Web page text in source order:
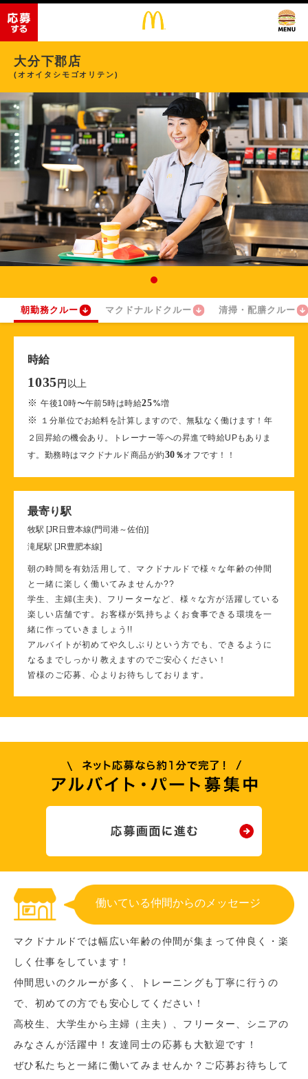
大分下郡店
(オオイタシモゴオリテン)
朝勤務クルー マクドナルドクルー 清掃・配膳クルー
時給
1035 円 以上
※午後10時〜午前5時は時給25%増
※
１分単位でお給料を計算しますので、無駄なく働けます！年
２回昇給の機会あり。トレーナー等への昇進で時給UPもありま
す。勤務時はマクドナルド商品が約30 ％オフです！！
最寄り駅
牧駅 [JR日豊本線(門司港～佐伯)]
滝尾駅 [JR豊肥本線]
朝の時間を有効活用して、マクドナルドで様々な年齢の仲間
と一緒に楽しく働いてみませんか??
学生、主婦(主夫)、フリーターなど、様々な方が活躍している
楽しい店舗です。お客様が気持ちよくお食事できる環境を一
緒に作っていきましょう!!
アルバイトが初めてや久しぶりという方でも、できるように
なるまでしっかり教えますのでご安心ください！
皆様のご応募、心よりお待ちしております。
働いている仲間からのメッセージ
マクドナルドでは幅広い年齢の仲間が集まって仲良く・楽
しく仕事をしています！
仲間思いのクルーが多く、トレーニングも丁寧に行うの
で、初めての方でも安心してください！
高校生、大学生から主婦（主夫）、フリーター、シニアの
みなさんが活躍中！友達同士の応募も大歓迎です！
ぜひ私たちと一緒に働いてみませんか？ご応募お待ちして